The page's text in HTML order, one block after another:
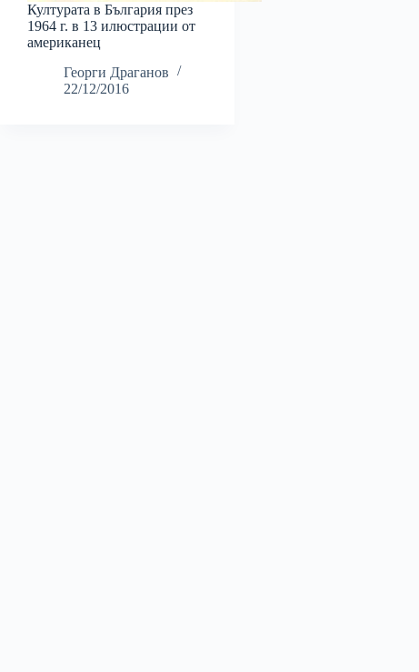
Културата в България през
1964 г. в 13 илюстрации от
американец
Георги Драганов
22/12/2016